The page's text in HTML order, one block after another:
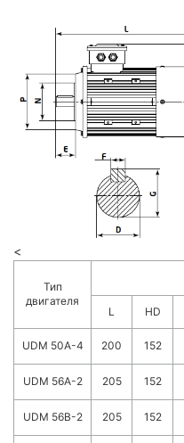
<
Тип
двигателя
L HD
UDM 50A-4 200 152
UDM 56A-2 205 152
UDM 56B-2 205 152